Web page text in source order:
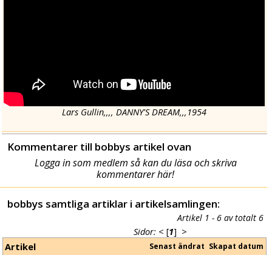
Lars Gullin,,,, DANNY'S DREAM,,,1954
Kommentarer till bobbys artikel ovan
Logga in som medlem så kan du läsa och skriva
kommentarer här!
bobbys samtliga artiklar i artikelsamlingen:
Artikel 1 - 6 av totalt 6
Sidor: < [1] >
Artikel
Senast ändrat Skapat datum